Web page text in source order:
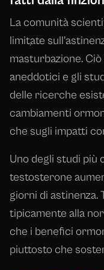
La comunità
limitate
masturbazione.
aneddotici e gli
delle ricerche
cambiamenti
che sugli impatti
Uno degli studi più
testosterone
giorni di astinenza.
tipicamente alla
che i benefici
piuttosto che